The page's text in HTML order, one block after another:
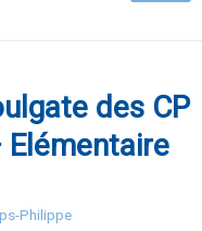
des CP
Elémentaire
Philippe